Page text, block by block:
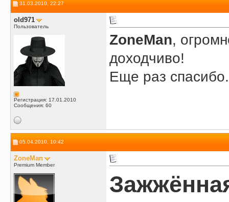
31.03.2010, 22:27
old971
Пользователь
Регистрация: 17.01.2010
Сообщения: 60
ZoneMan,
доходчиво!
Еще раз спасибо.
05.04.2010, 10:42
ZoneMan
Premium Member